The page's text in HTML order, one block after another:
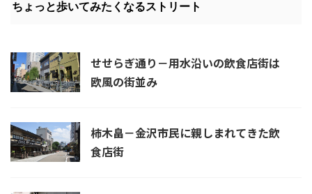
ちょっと歩いてみたくなるストリート
せせらぎ通り－用水沿いの飲食店街は
欧風の街並み
柿木畠－金沢市民に親しまれてきた飲
食店街